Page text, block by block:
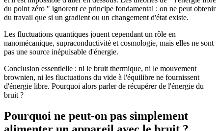
du point zéro " ignorent ce principe fondamental : on ne peut obtenir
du travail que si un gradient ou un changement d'état existe.
Les fluctuations quantiques jouent cependant un rôle en
nanomécanique, supraconductivité et cosmologie, mais elles ne sont
pas une source inépuisable d'énergie.
Conclusion essentielle : ni le bruit thermique, ni le mouvement
brownien, ni les fluctuations du vide à l'équilibre ne fournissent
d'énergie libre. Pourquoi alors parler de récupérer de l'énergie du
bruit ?
Pourquoi ne peut-on pas simplement